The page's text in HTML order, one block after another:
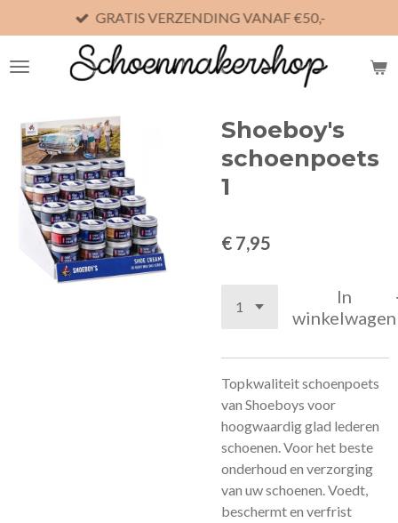
direct
naar
GRATIS VERZENDING VANAF €50,-
Shoeboy's
schoenpoets
1
€ 7,95
In
winkelwagen
Topkwaliteit schoenpoets
van Shoeboys voor
hoogwaardig glad lederen
schoenen. Voor het beste
onderhoud en verzorging
van uw schoenen. Voedt,
beschermt en verfrist